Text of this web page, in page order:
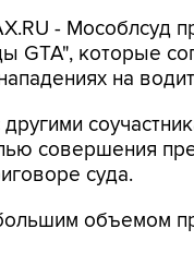
- Мособлсуд
GTA", которые
на
совершения
суда.
объемом